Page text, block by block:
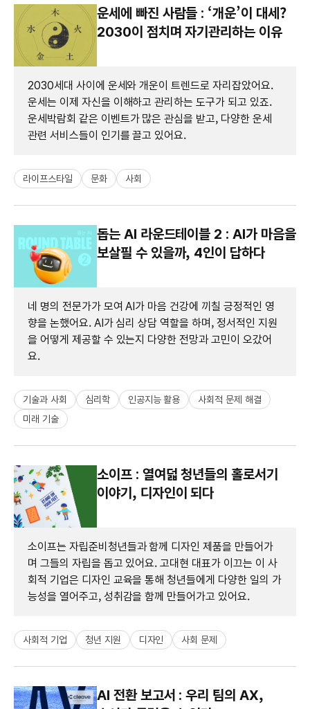
운세에 빠진 사람들 : ‘개운’이 대세?
2030이 점치며 자기관리하는 이유
2030세대 사이에 운세와 개운이 트렌드로 자리잡았어요.
운세는 이제 자신을 이해하고 관리하는 도구가 되고 있죠.
운세박람회 같은 이벤트가 많은 관심을 받고, 다양한 운세
관련 서비스들이 인기를 끌고 있어요.
라이프스타일 문화 사회
돕는 AI 라운드테이블 2 : AI가 마음을
보살필 수 있을까, 4인이 답하다
네 명의 전문가가 모여 AI가 마음 건강에 끼칠 긍정적인 영
향을 논했어요. AI가 심리 상담 역할을 하며, 정서적인 지원
을 어떻게 제공할 수 있는지 다양한 전망과 고민이 오갔어
요.
기술과 사회 심리학 인공지능 활용
사회적 문제 해결
미래 기술
소이프 : 열여덟 청년들의 홀로서기
이야기, 디자인이 되다
소이프는 자립준비청년들과 함께 디자인 제품을 만들어가
며 그들의 자립을 돕고 있어요. 고대현 대표가 이끄는 이 사
회적 기업은 디자인 교육을 통해 청년들에게 다양한 일의 가
능성을 열어주고, 성취감을 함께 만들어가고 있어요.
사회적 기업 청년 지원 디자인 사회 문제
AI 전환 보고서 : 우리 팀의 AX,